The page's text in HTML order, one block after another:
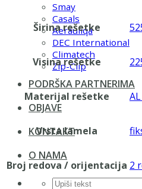
Smay
Casals
Aerauliqa
DEC International
Climatech
Zip-Clip
PODRŠKA PARTNERIMA
OBJAVE
KONTAKT
O NAMA
Pretraži:
Širina rešetke
Visina rešetke
Materijal rešetke
Vrsta lamela
Broj redova / orijentacija 2